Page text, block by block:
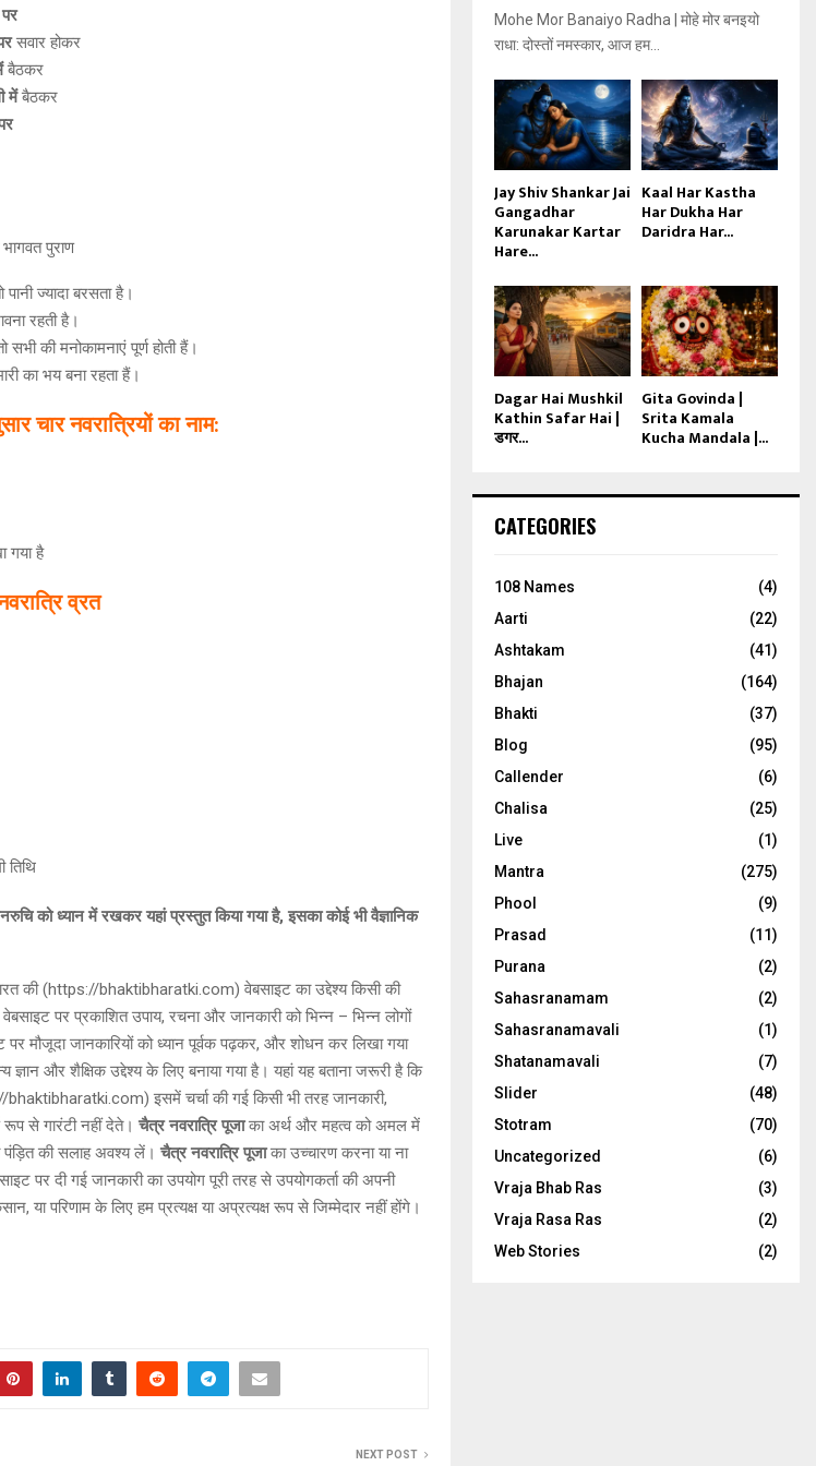
सवार होकर
बैठकर
मेंबैठकर
भागवत पुराण
ज्यादा बरसता है।
रहती है।
की मनोकामनाएं पूर्ण होती हैं।
का भय बना रहता हैं।
चार नवरात्रियों का नाम:
गया है
व्रत
तिथि
को ध्यान में रखकर यहां प्रस्तुत किया गया है, इसका कोई भी वैज्ञानिक
की (https://bhaktibharatki.com) वेबसाइट का उद्देश्य किसी की
पर प्रकाशित उपाय, रचना और जानकारी को भिन्न – भिन्न लोगों
मौजूदा जानकारियों को ध्यान पूर्वक पढ़कर, और शोधन कर लिखा गया
और शैक्षिक उद्देश्य के लिए बनाया गया है। यहां यह बताना जरूरी है कि
इसमें चर्चा की गई किसी भी तरह जानकारी,
रूप से गारंटी नहीं देते। चैत्र नवरात्रि पूजाका अर्थ और महत्व को अमल में
पंड़ित की सलाह अवश्य लें। चैत्र नवरात्रि पूजा का उच्चारण करना या ना
पर दी गई जानकारी का उपयोग पूरी तरह से उपयोगकर्ता की अपनी
या परिणाम के लिए हम प्रत्यक्ष या अप्रत्यक्ष रूप से जिम्मेदार नहीं होंगे।
NEXT POST
Mohe Mor Banaiyo Radha | मोहे मोर बनइयो
राधा: दोस्तों नमस्कार, आज हम...
Jay Shiv Shankar Jai
Gangadhar
Karunakar Kartar
Hare...
Kaal Har Kastha
Har Dukha Har
Daridra Har...
Dagar Hai Mushkil
Kathin Safar Hai |
डगर...
Gita Govinda |
Srita Kamala
Kucha Mandala |...
CATEGORIES
108 Names
(4)
Aarti
(22)
Ashtakam
(41)
Bhajan
(164)
Bhakti
(37)
Blog
(95)
Callender
(6)
Chalisa
(25)
Live
(1)
Mantra
(275)
Phool
(9)
Prasad
(11)
Purana
(2)
Sahasranamam
(2)
Sahasranamavali
(1)
Shatanamavali
(7)
Slider
(48)
Stotram
(70)
Uncategorized
(6)
Vraja Bhab Ras
(3)
Vraja Rasa Ras
(2)
Web Stories
(2)